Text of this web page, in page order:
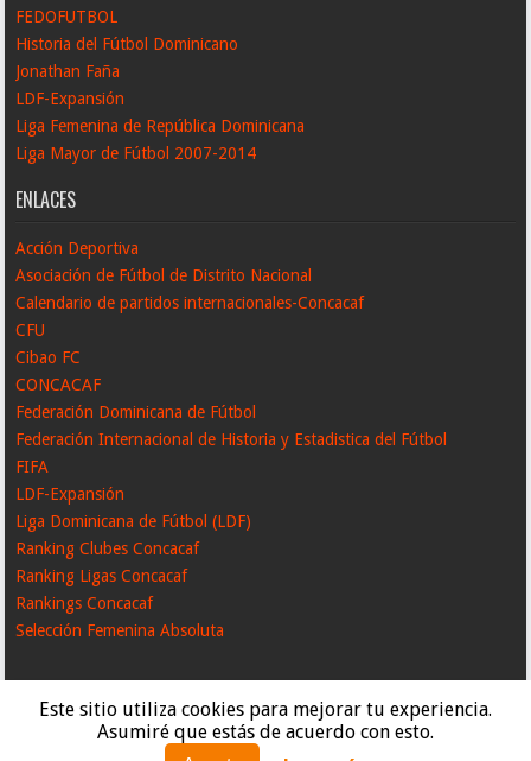
Este sitio utiliza cookies para mejorar tu experiencia.
Asumiré que estás de acuerdo con esto.
FEDOFUTBOL
Historia del Fútbol Dominicano
Jonathan Faña
LDF-Expansión
Liga Femenina de República Dominicana
Liga Mayor de Fútbol 2007-2014
ENLACES
Acción Deportiva
Asociación de Fútbol de Distrito Nacional
Calendario de partidos internacionales-Concacaf
CFU
Cibao FC
CONCACAF
Federación Dominicana de Fútbol
Federación Internacional de Historia y Estadistica del Fútbol
FIFA
LDF-Expansión
Liga Dominicana de Fútbol (LDF)
Ranking Clubes Concacaf
Ranking Ligas Concacaf
Rankings Concacaf
Selección Femenina Absoluta